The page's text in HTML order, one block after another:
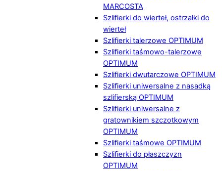
MARCOSTA
Szlifierki do wierteł, ostrzałki do
wierteł
Szlifierki talerzowe OPTIMUM
Szlifierki taśmowo-talerzowe
OPTIMUM
Szlifierki dwutarczowe OPTIMUM
Szlifierki uniwersalne z nasadką
szlifierską OPTIMUM
Szlifierki uniwersalne z
gratownikiem szczotkowym
OPTIMUM
Szlifierki taśmowe OPTIMUM
Szlifierki do płaszczyzn
OPTIMUM